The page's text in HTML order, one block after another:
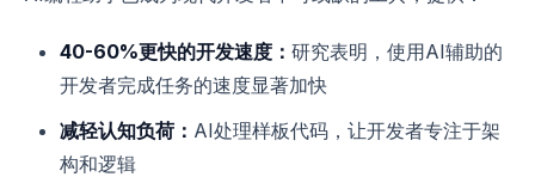
40-60%更快的开发速度： 研究表明，使用AI辅助的
开发者完成任务的速度显著加快
减轻认知负荷： AI处理样板代码，让开发者专注于架
构和逻辑